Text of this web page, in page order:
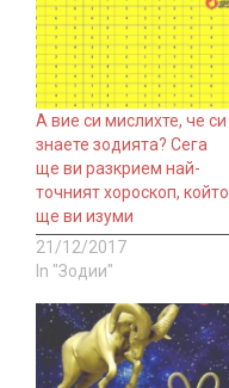
А вие си мислихте, че си
знаете зодията? Сега
ще ви разкрием най-
точният хороскоп, който
ще ви изуми
21/12/2017
In "Зодии"